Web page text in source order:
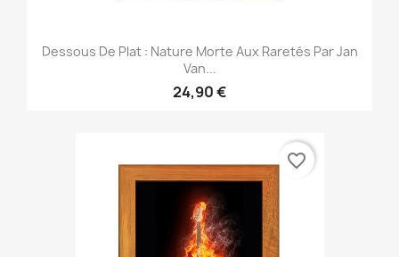
Dessous De Plat : Nature Morte Aux Raretés Par Jan
Van...
24,90 €
favorite_border